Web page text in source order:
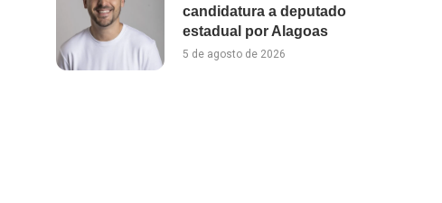
candidatura a deputado
estadual por Alagoas
5 de agosto de 2026